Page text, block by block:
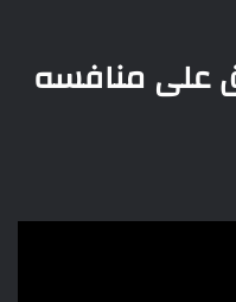
يتفوق على منافسه